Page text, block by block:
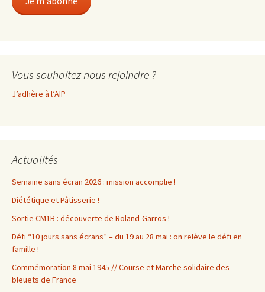
Vous souhaitez nous rejoindre ?
J’adhère à l’AIP
Actualités
Semaine sans écran 2026 : mission accomplie !
Diététique et Pâtisserie !
Sortie CM1B : découverte de Roland-Garros !
Défi “10 jours sans écrans” – du 19 au 28 mai : on relève le défi en
famille !
Commémoration 8 mai 1945 // Course et Marche solidaire des
bleuets de France